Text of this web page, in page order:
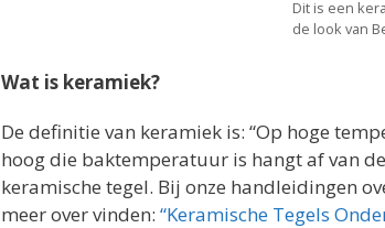
Dit is een
de look van
Wat is keramiek?
De definitie van keramiek is: “Op hoge
hoog die baktemperatuur is hangt af van
keramische tegel. Bij onze handleidingen
meer over vinden: “Keramische Tegels